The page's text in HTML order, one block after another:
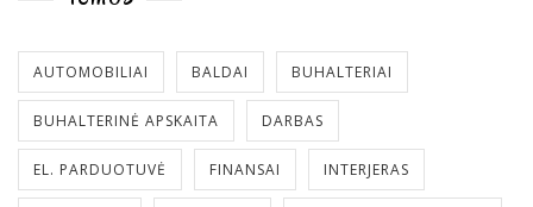
AUTOMOBILIAI BALDAI BUHALTERIAI
BUHALTERINĖ APSKAITA DARBAS
EL. PARDUOTUVĖ FINANSAI INTERJERAS